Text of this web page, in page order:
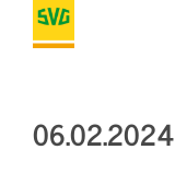
06.02.2024